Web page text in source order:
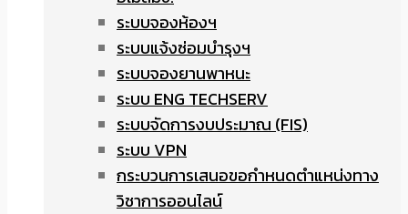
ระบบจองห้องฯ
ระบบแจ้งซ่อมบำรุงฯ
ระบบจองยานพาหนะ
ระบบ ENG TECHSERV
ระบบจัดการงบประมาณ (FIS)
ระบบ VPN
กระบวนการเสนอขอกำหนดตำแหน่งทาง
วิชาการออนไลน์